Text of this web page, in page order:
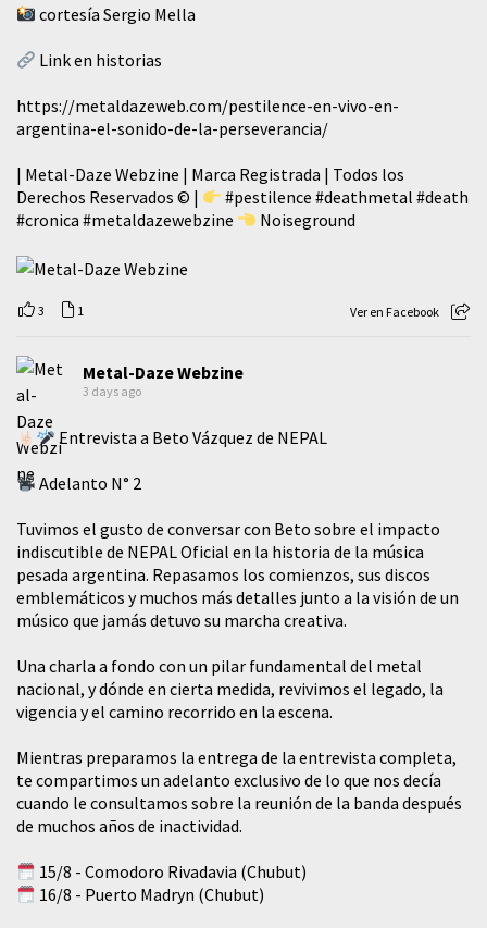
cortesía Sergio Mella
Link en historias
https://metaldazeweb.com/pestilence-en-vivo-en-
argentina-el-sonido-de-la-perseverancia/
| Metal-Daze Webzine | Marca Registrada | Todos los
Derechos Reservados © |
#pestilence #deathmetal #death
#cronica #metaldazewebzine Noiseground
3 1 Ver en Facebook
Metal-Daze Webzine
3 days ago
Entrevista a Beto Vázquez de NEPAL
Adelanto N° 2
Tuvimos el gusto de conversar con Beto sobre el impacto
indiscutible de NEPAL Oficial en la historia de la música
pesada argentina. Repasamos los comienzos, sus discos
emblemáticos y muchos más detalles junto a la visión de un
músico que jamás detuvo su marcha creativa.
​Una charla a fondo con un pilar fundamental del metal
nacional, y dónde en cierta medida, revivimos el legado, la
vigencia y el camino recorrido en la escena.
Mientras preparamos la entrega de la entrevista completa,
te compartimos un adelanto exclusivo de lo que nos decía
cuando le consultamos sobre la reunión de la banda después
de muchos años de inactividad.
15/8 - Comodoro Rivadavia (Chubut)
16/8 - Puerto Madryn (Chubut)